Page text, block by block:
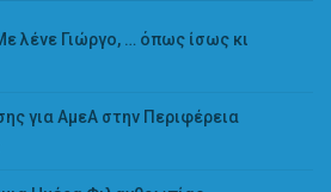
λένε Γιώργο, … όπως ίσως κι
για ΑμεΑ στην Περιφέρεια